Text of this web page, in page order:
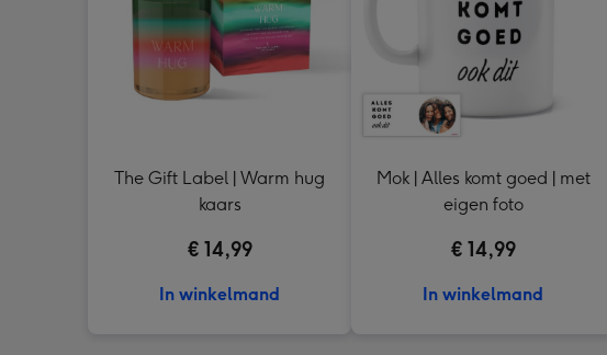
The Gift Label | Warm hug
kaars
€ 14,99
In winkelmand
Mok | Alles komt goed | met
eigen foto
€ 14,99
In winkelmand